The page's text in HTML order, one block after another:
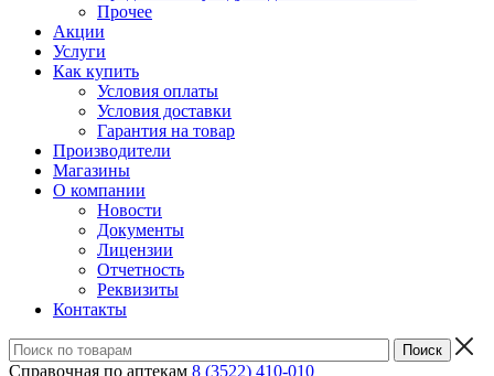
Прочее
Акции
Услуги
Как купить
Условия оплаты
Условия доставки
Гарантия на товар
Производители
Магазины
О компании
Новости
Документы
Лицензии
Отчетность
Реквизиты
Контакты
Справочная по аптекам 8 (3522) 410-010